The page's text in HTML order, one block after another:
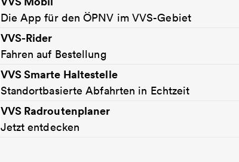
Die App für den ÖPNV im VVS-Gebiet
VVS-Rider
Fahren auf Bestellung
VVS Smarte Haltestelle
Standortbasierte Abfahrten in Echtzeit
VVS Radroutenplaner
Jetzt entdecken